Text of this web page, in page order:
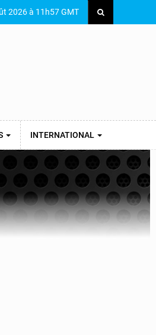
2026 à 11h57 GMT
INTERNATIONAL